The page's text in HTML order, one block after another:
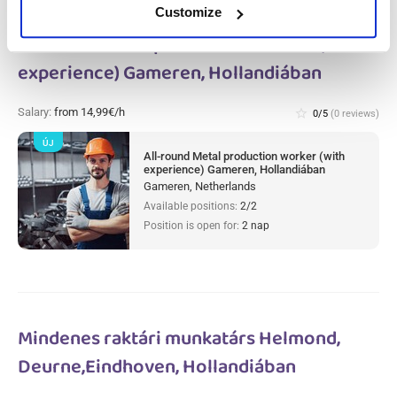
Customize
All-round Metal production worker (with
experience) Gameren, Hollandiában
Salary: from 14,99€/h star_border 0/5 (0 reviews)
All-round Metal production worker (with
experience) Gameren, Hollandiában
Gameren, Netherlands
Available positions: 2/2
Position is open for: 2 nap
ÚJ
Mindenes raktári munkatárs Helmond,
Deurne,Eindhoven, Hollandiában